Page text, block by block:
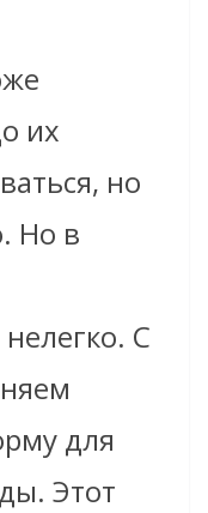
их
но
Но в
С
для
Этот